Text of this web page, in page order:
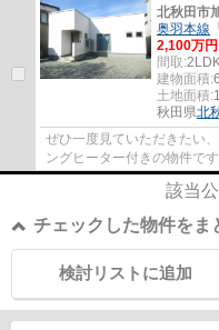
北秋田市
奥羽本線 「
2,100万円
間取:
建物面積:
土地面積:
秋田県北
ぜひ一度見ていただきたい
ングヒーター付きの物件で
物件です。2LDKで、快適な
該当
チェックした物件をま
検討リストに追加